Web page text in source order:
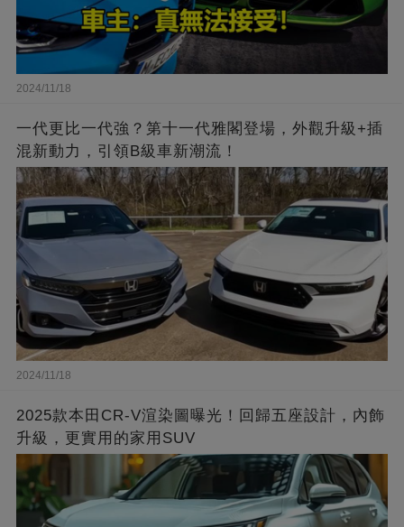
2024/11/18
一代更比一代強？第十一代雅閣登場，外觀升級+插
混新動力，引領B級車新潮流！
2024/11/18
2025款本田CR-V渲染圖曝光！回歸五座設計，內飾
升級，更實用的家用SUV